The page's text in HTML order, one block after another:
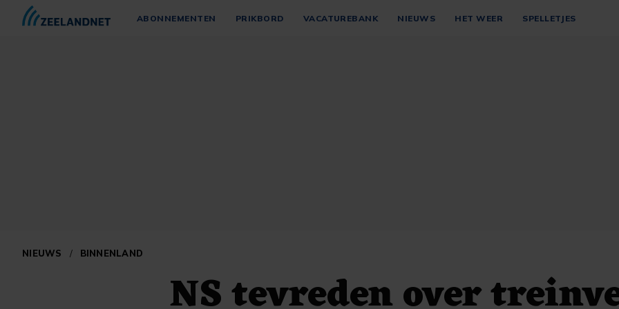
ABONNEMENTEN PRIKBORD VACATUREBANK NIEUWS HET WEER SPELLETJES
NIEUWS / BINNENLAND